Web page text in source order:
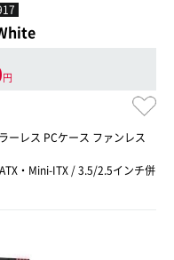
円
レス PCケース ファンレス
・Mini-ITX / 3.5/2.5インチ併